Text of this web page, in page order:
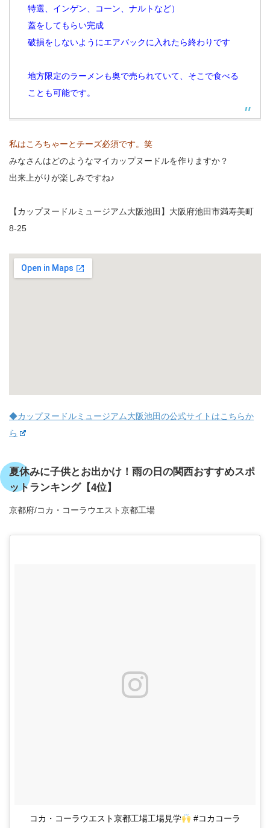
特選、インゲン、コーン、ナルトなど）
蓋をしてもらい完成
破損をしないようにエアバックに入れたら終わりです
地方限定のラーメンも奥で売られていて、そこで食べる
ことも可能です。
私はころちゃーとチーズ必須です。笑
みなさんはどのようなマイカップヌードルを作りますか？
出来上がりが楽しみですね♪
【カップヌードルミュージアム大阪池田】大阪府池田市満寿美町
8-25
◆カップヌードルミュージアム大阪池田の公式サイトはこちらか
ら
夏休みに子供とお出かけ！雨の日の関西おすすめスポ
ットランキング【4位】
京都府/コカ・コーラウエスト京都工場
コカ・コーラウエスト京都工場工場見学
#コカコーラ